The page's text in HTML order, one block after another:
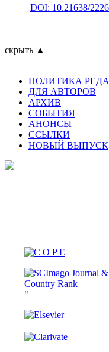
DOI: 10.21638/
скрыть ▲
ПОЛИТИКА
ДЛЯ АВТОРОВ
АРХИВ
СОБЫТИЯ
АНОНСЫ
ССЫЛКИ
НОВЫЙ ВЫПУСК
"